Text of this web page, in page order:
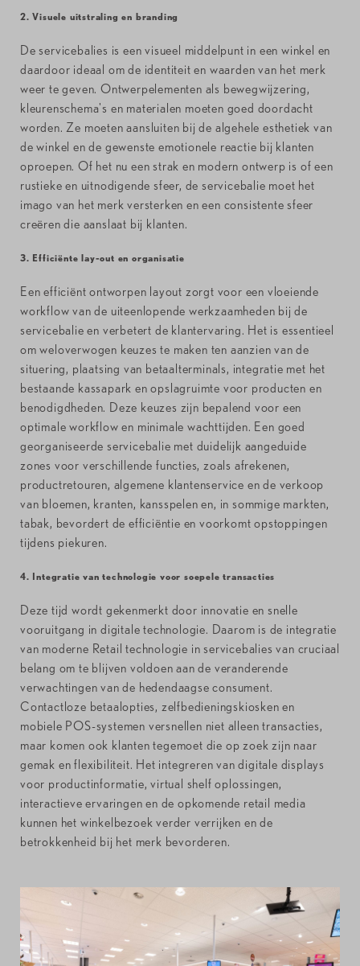
2. Visuele uitstraling en branding
De servicebalies is een visueel middelpunt in een winkel en
daardoor ideaal om de identiteit en waarden van het merk
weer te geven. Ontwerpelementen als bewegwijzering,
kleurenschema's en materialen moeten goed doordacht
worden. Ze moeten aansluiten bij de algehele esthetiek van
de winkel en de gewenste emotionele reactie bij klanten
oproepen. Of het nu een strak en modern ontwerp is of een
rustieke en uitnodigende sfeer, de servicebalie moet het
imago van het merk versterken en een consistente sfeer
creëren die aanslaat bij klanten.
3. Efficiënte lay-out en organisatie
Een efficiënt ontworpen layout zorgt voor een vloeiende
workflow van de uiteenlopende werkzaamheden bij de
servicebalie en verbetert de klantervaring. Het is essentieel
om weloverwogen keuzes te maken ten aanzien van de
situering, plaatsing van betaalterminals, integratie met het
bestaande kassapark en opslagruimte voor producten en
benodigdheden. Deze keuzes zijn bepalend voor een
optimale workflow en minimale wachttijden. Een goed
georganiseerde servicebalie met duidelijk aangeduide
zones voor verschillende functies, zoals afrekenen,
productretouren, algemene klantenservice en de verkoop
van bloemen, kranten, kansspelen en, in sommige markten,
tabak, bevordert de efficiëntie en voorkomt opstoppingen
tijdens piekuren.
4. Integratie van technologie voor soepele transacties
Deze tijd wordt gekenmerkt door innovatie en snelle
vooruitgang in digitale technologie. Daarom is de integratie
van moderne Retail technologie in servicebalies van cruciaal
belang om te blijven voldoen aan de veranderende
verwachtingen van de hedendaagse consument.
Contactloze betaalopties, zelfbedieningskiosken en
mobiele POS-systemen versnellen niet alleen transacties,
maar komen ook klanten tegemoet die op zoek zijn naar
gemak en flexibiliteit. Het integreren van digitale displays
voor productinformatie, virtual shelf oplossingen,
interactieve ervaringen en de opkomende retail media
kunnen het winkelbezoek verder verrijken en de
betrokkenheid bij het merk bevorderen.